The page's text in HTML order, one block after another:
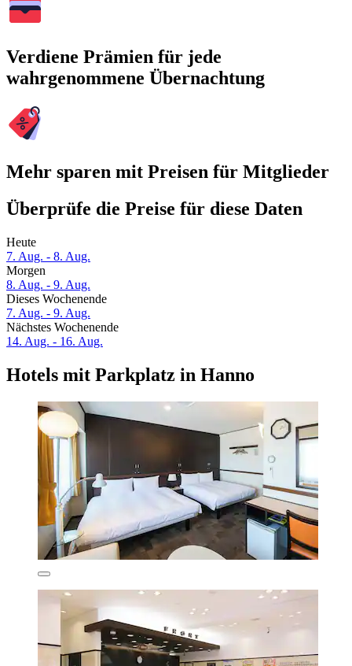
Verdiene Prämien für jede
wahrgenommene Übernachtung
Mehr sparen mit Preisen für Mitglieder
Überprüfe die Preise für diese Daten
Heute
7. Aug. - 8. Aug.
Morgen
8. Aug. - 9. Aug.
Dieses Wochenende
7. Aug. - 9. Aug.
Nächstes Wochenende
14. Aug. - 16. Aug.
Hotels mit Parkplatz in Hanno